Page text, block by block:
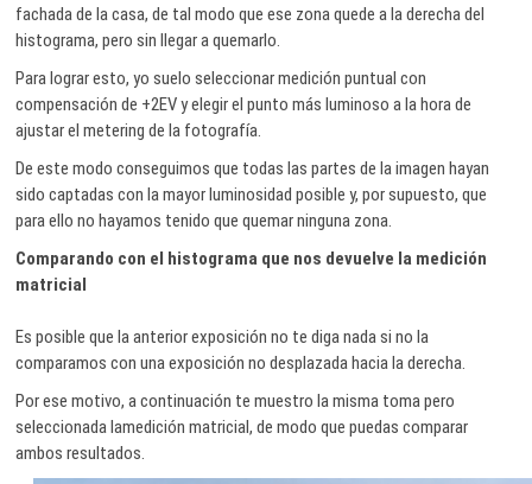
fachada de la casa, de tal modo que ese zona quede a la derecha del
histograma, pero sin llegar a quemarlo.
Para lograr esto, yo suelo seleccionar medición puntual con
compensación de +2EV y elegir el punto más luminoso a la hora de
ajustar el metering de la fotografía.
De este modo conseguimos que todas las partes de la imagen hayan
sido captadas con la mayor luminosidad posible y, por supuesto, que
para ello no hayamos tenido que quemar ninguna zona.
Comparando con el histograma que nos devuelve la medición
matricial
Es posible que la anterior exposición no te diga nada si no la
comparamos con una exposición no desplazada hacia la derecha.
Por ese motivo, a continuación te muestro la misma toma pero
seleccionada lamedición matricial, de modo que puedas comparar
ambos resultados.